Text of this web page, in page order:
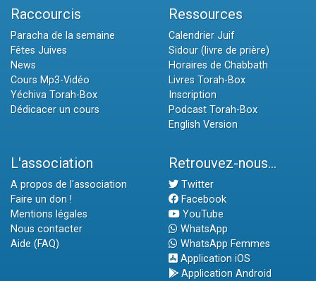
Raccourcis
Paracha de la semaine
Fêtes Juives
News
Cours Mp3-Vidéo
Yéchiva Torah-Box
Dédicacer un cours
Ressources
Calendrier Juif
Sidour (livre de prière)
Horaires de Chabbath
Livres Torah-Box
Inscription
Podcast Torah-Box
English Version
L'association
A propos de l'association
Faire un don !
Mentions légales
Nous contacter
Aide (FAQ)
Retrouvez-nous...
Twitter
Facebook
YouTube
WhatsApp
WhatsApp Femmes
Application iOS
Application Android